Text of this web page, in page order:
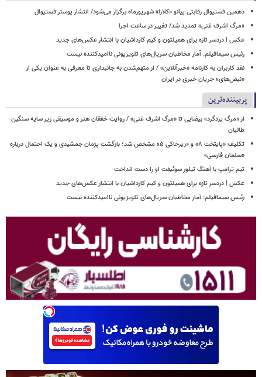
دهمین فستیوال رقابتی پیانو «کلارا» شهریورماه برگزار می‌شود/ انتشار پوستر فستیوال
​​​​​​​«مرگ اشرف غنی» تمدید شد/ تغییر در ساعت اجرا
عکس | دردسر تازه برای همیلتون و کیم کارداشیان با انتشار عکس‌های جدید
رئیس سیمافیلم: آمار مخاطبان سریال‌های تلویزیونی ناامیدکننده نیست
نقد کاربران به کارنامه «خبرآنلاین» / از متهم‌شدن به جانبداری تا معرفی به عنوان یکی از
«نبض‌های» جریان خبری در ایران
پربیننده‌ترین
از «مرگ یزدگرد» بیضایی تا «مرگ اشرف غنی» / روایت خفقان هنر و موسیقی زیر سایه سنگین
طالبان
تکلیف «پایتخت ۸» و «زیرخاکی ۵» مشخص شد؛ بازگشت پژمان جمشیدی و یک احتمال درباره
«سلمان فارسی»
تیم ترامپ با آهنگ تیلور سوئیفت او را دست انداخت
عکس | دردسر تازه برای همیلتون و کیم کارداشیان با انتشار عکس‌های جدید
رئیس سیمافیلم: آمار مخاطبان سریال‌های تلویزیونی ناامیدکننده نیست